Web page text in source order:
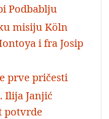
Podbablju
misiju Köln
i fra Josip
prve pričesti
Ilija Janjić
potvrde